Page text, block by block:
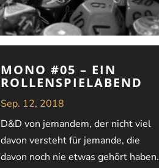
MONO #05 – EIN
ROLLENSPIELABEND
Sep. 12, 2018
D&D von jemandem, der nicht viel
davon versteht für jemande, die
davon noch nie etwas gehört haben.